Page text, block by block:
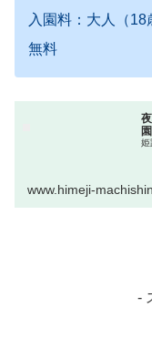
入園料：大人（18
無料
園
姫
www.himeji-
-